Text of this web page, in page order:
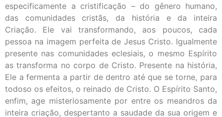
especificamente a cristificação – do gênero humano,
das comunidades cristãs, da história e da inteira
Criação. Ele vai transformando, aos poucos, cada
pessoa na imagem perfeita de Jesus Cristo. Igualmente
presente nas comunidades eclesiais, o mesmo Espírito
as transforma no corpo de Cristo. Presente na história,
Ele a fermenta a partir de dentro até que se torne, para
todoso os efeitos, o reinado de Cristo. O Espírito Santo,
enfim, age misteriosamente por entre os meandros da
inteira criação, despertanto a saudade da sua origem e